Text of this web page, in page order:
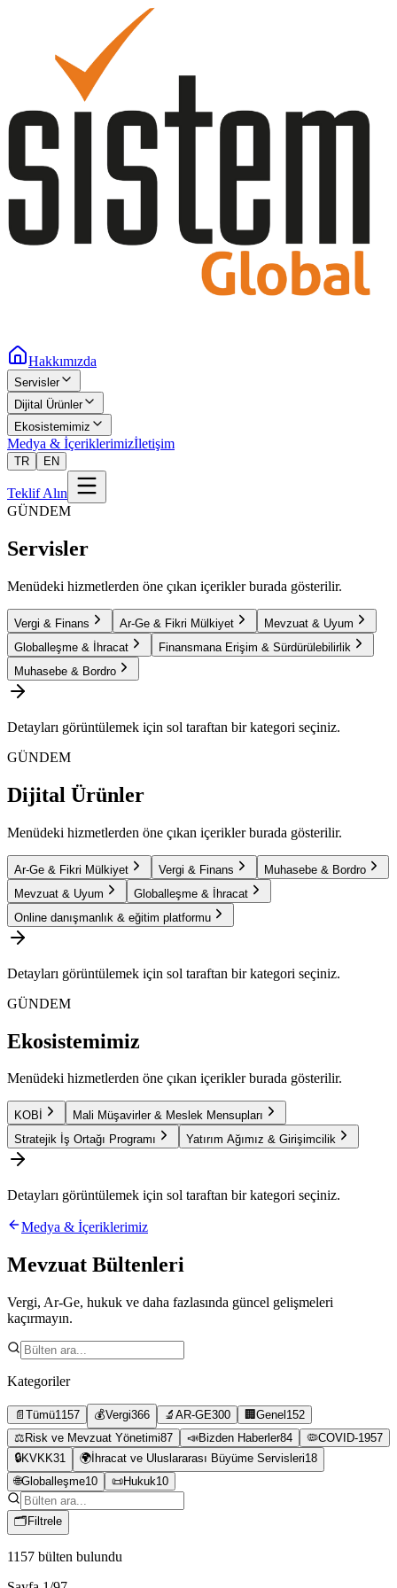
Hakkımızda
Servisler
Dijital Ürünler
Ekosistemimiz
Medya & İçeriklerimizİletişim
TR EN
Teklif Alın
GÜNDEM
Servisler
Menüdeki hizmetlerden öne çıkan içerikler burada gösterilir.
Vergi & Finans Ar-Ge & Fikri Mülkiyet
Mevzuat & Uyum
Globalleşme & İhracat
Finansmana Erişim & Sürdürülebilirlik
Muhasebe & Bordro
Detayları görüntülemek için sol taraftan bir kategori seçiniz.
GÜNDEM
Dijital Ürünler
Menüdeki hizmetlerden öne çıkan içerikler burada gösterilir.
Ar-Ge & Fikri Mülkiyet Vergi & Finans
Muhasebe & Bordro
Mevzuat & Uyum
Globalleşme & İhracat
Online danışmanlık & eğitim platformu
Detayları görüntülemek için sol taraftan bir kategori seçiniz.
GÜNDEM
Ekosistemimiz
Menüdeki hizmetlerden öne çıkan içerikler burada gösterilir.
KOBİ
Mali Müşavirler & Meslek Mensupları
Stratejik İş Ortağı Programı
Yatırım Ağımız & Girişimcilik
Detayları görüntülemek için sol taraftan bir kategori seçiniz.
Medya & İçeriklerimiz
Mevzuat Bültenleri
Vergi, Ar-Ge, hukuk ve daha fazlasında güncel gelişmeleri
kaçırmayın.
Kategoriler
📄 Tümü1157 💰Vergi366 🔬 AR-GE300 🏢 Genel 152
⚖️ Risk ve Mevzuat Yönetimi87 📣Bizden Haberler84 🦠COVID-1957
🔒KVKK31 🌍 İhracat ve Uluslararası Büyüme Servisleri18
🌐Globalleşme10 📜Hukuk10
🗂 Filtrele
1157 bülten bulundu